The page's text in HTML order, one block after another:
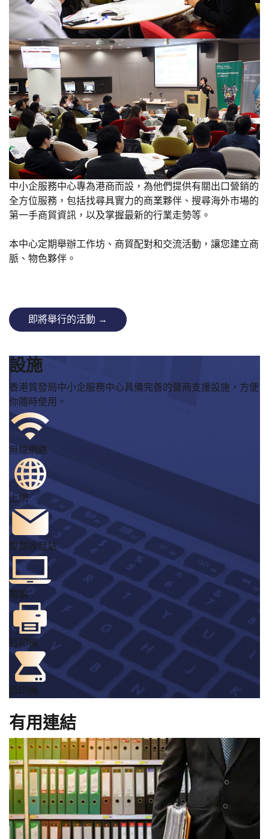
中小企服務中心專為港商而設，為他們提供有關出口營銷的
全方位服務，包括找尋具實力的商業夥伴、搜尋海外市場的
第一手商貿資訊，以及掌握最新的行業走勢等。
本中心定期舉辦工作坊、商貿配對和交流活動，讓您建立商
脈、物色夥伴。
即將舉行的活動 →
設施
香港貿發局中小企服務中心具備完善的營商支援設施，方便
你隨時使用。
無線網絡
上網
電郵收發站
電腦
打印機
影印機
有用連結